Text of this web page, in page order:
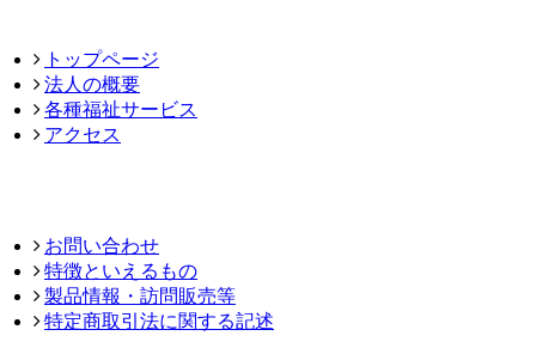
トップページ
法人の概要
各種福祉サービス
アクセス
お問い合わせ
特徴といえるもの
製品情報・訪問販売等
特定商取引法に関する記述